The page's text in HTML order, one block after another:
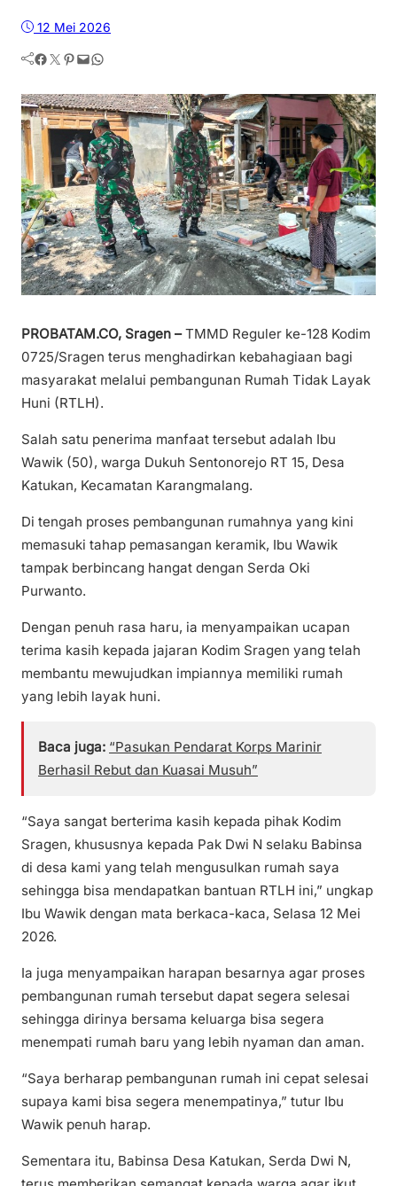
12 Mei 2026
Facebook Twitter Pinterest Mail WhatsApp
PROBATAM.CO, Sragen –TMMD Reguler ke-128 Kodim
0725/Sragen terus menghadirkan kebahagiaan bagi
masyarakat melalui pembangunan Rumah Tidak Layak
Huni (RTLH).
Salah satu penerima manfaat tersebut adalah Ibu
Wawik (50), warga Dukuh Sentonorejo RT 15, Desa
Katukan, Kecamatan Karangmalang.
Di tengah proses pembangunan rumahnya yang kini
memasuki tahap pemasangan keramik, Ibu Wawik
tampak berbincang hangat dengan Serda Oki
Purwanto.
Dengan penuh rasa haru, ia menyampaikan ucapan
terima kasih kepada jajaran Kodim Sragen yang telah
membantu mewujudkan impiannya memiliki rumah
yang lebih layak huni.
Baca juga: “Pasukan Pendarat Korps Marinir
Berhasil Rebut dan Kuasai Musuh”
“Saya sangat berterima kasih kepada pihak Kodim
Sragen, khususnya kepada Pak Dwi N selaku Babinsa
di desa kami yang telah mengusulkan rumah saya
sehingga bisa mendapatkan bantuan RTLH ini,” ungkap
Ibu Wawik dengan mata berkaca-kaca, Selasa 12 Mei
2026.
Ia juga menyampaikan harapan besarnya agar proses
pembangunan rumah tersebut dapat segera selesai
sehingga dirinya bersama keluarga bisa segera
menempati rumah baru yang lebih nyaman dan aman.
“Saya berharap pembangunan rumah ini cepat selesai
supaya kami bisa segera menempatinya,” tutur Ibu
Wawik penuh harap.
Sementara itu, Babinsa Desa Katukan, Serda Dwi N,